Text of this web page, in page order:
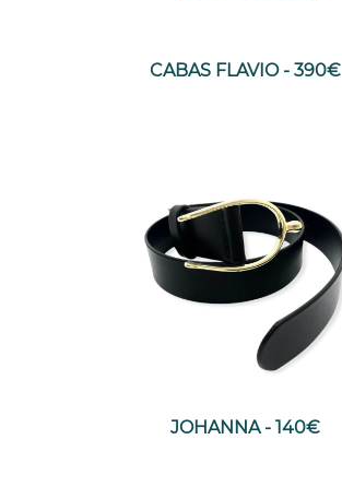
CABAS FLAVIO - 390€
JOHANNA - 140€